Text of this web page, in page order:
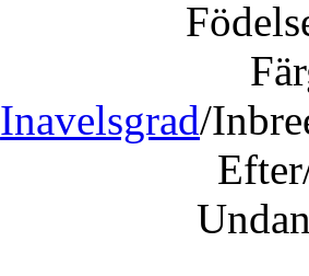
Inavelsgrad/